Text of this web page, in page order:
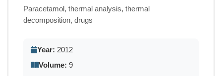
Paracetamol, thermal analysis, thermal
decomposition, drugs
Year: 2012
Volume: 9